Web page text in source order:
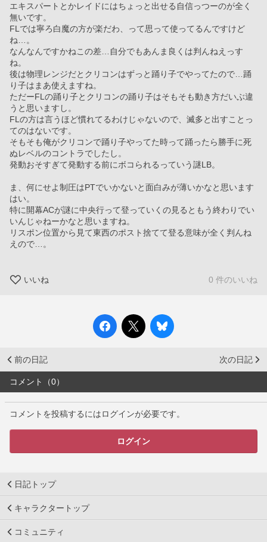
エキスパートとかレイドにはちょっと出せる自信っつーのが全く
無いです。
FLでは寧ろ白魔の方が楽だわ、って思って使ってるんですけど
ね…。
なんなんですかねこの差…自分でもあんま良くは判んねえっす
ね。
後は物理レンジだとクリコンはずっと踊り子でやってたので…踊
り子はまあ使えますね。
ただーFLの踊り子とクリコンの踊り子はそもそも動き方だいぶ違
うと思いますし。
FLの方は言うほど慣れてるわけじゃないので、滅多と出すことっ
てのはないです。
そもそも俺がクリコンで踊り子やってた時って踊ったら勝手に死
ぬレベルのコントラでしたし。
発動おそすぎて発動する前にボコられるっていう謎LB。
ま、何にせよ制圧はPTでいかないと面白みが薄いかなと思います
はい。
特に開幕ACが謎に中央行って登っていくの見るともう終わりでい
いんじゃねーかなと思いますね。
リスポン位置から見て東西のポスト捨てて登る意味が全く判んね
えので…。
いいね 0 件のいいね
前の日記 次の日記
コメント（0）
コメントを投稿するにはログインが必要です。
ログイン
日記トップ
キャラクタートップ
コミュニティ